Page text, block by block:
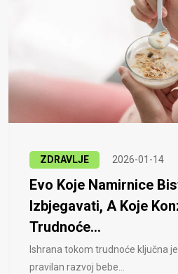
ZDRAVLJE 2026-01-14
Evo Koje Namirnice
Izbjegavati, A Koje
Trudnoće...
Ishrana tokom trudnoće ključna
pravilan razvoj bebe...